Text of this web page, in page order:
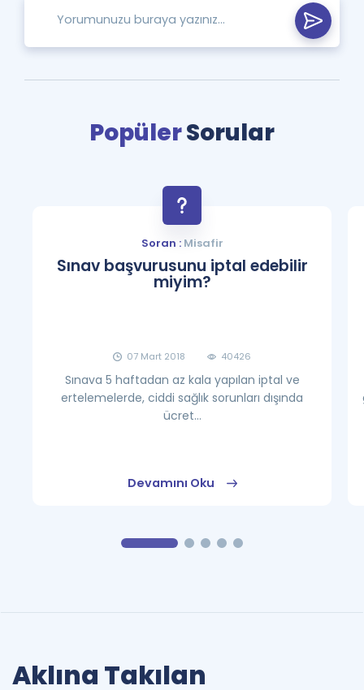
PopülerSorular
Soran :Misafir
Sınav başvurusunu iptal edebilir
miyim?
07 Mart 2018 40426
Sınava 5 haftadan az kala yapılan iptal ve
ertelemelerde, ciddi sağlık sorunları dışında
ücret...
Devamını Oku
Aklına Takılan